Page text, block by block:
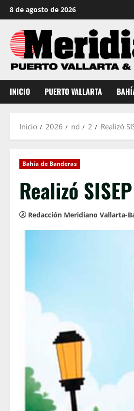
Saltar
al
contenido
8 de agosto de 2026
INICIO PUERTO VALLARTA
Inicio 2026 nd 2 Realizó
Bahía de Banderas
Realizó
Redacción Meridiano Vallarta-